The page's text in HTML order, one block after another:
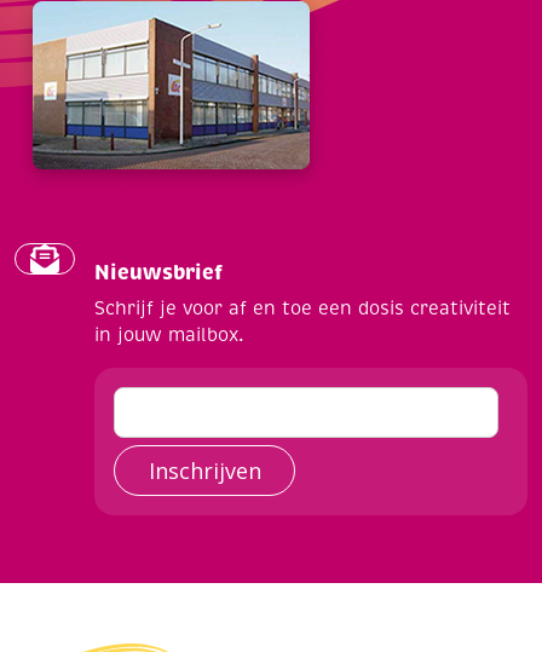
Nieuwsbrief
Schrijf je voor af en toe een dosis creativiteit
in jouw mailbox.
Inschrijven